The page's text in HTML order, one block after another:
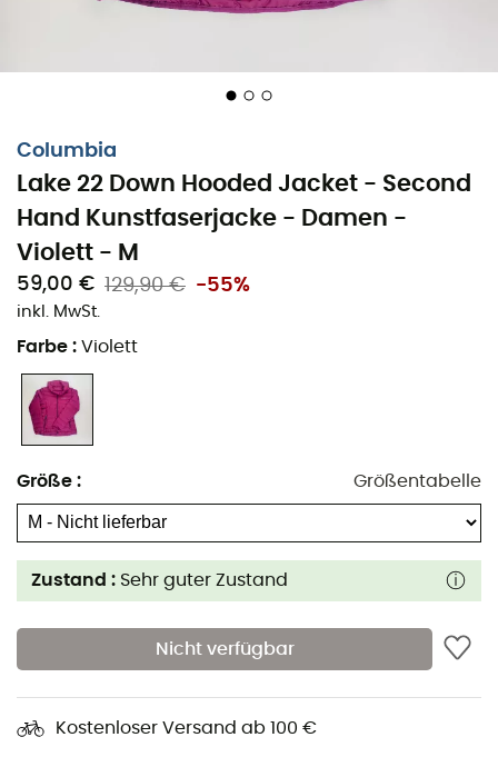
Columbia
Lake 22 Down Hooded Jacket - Second
Hand Kunstfaserjacke - Damen -
Violett - M
59,00 € 129,90 € -55%
inkl. MwSt.
Farbe : Violett
Größe : Größentabelle
Zustand : Sehr guter Zustand
Nicht verfügbar
Kostenloser Versand ab 100 €